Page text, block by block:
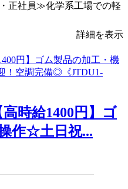
正社員≫化学系工場での軽
詳細を表示
高時給1400円】ゴ
作☆土日祝...